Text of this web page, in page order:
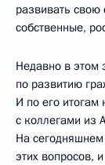
развивать свою
собственные,
Недавно в этом
по развитию
И по его итогам
с коллегами из
На
этих вопросов,